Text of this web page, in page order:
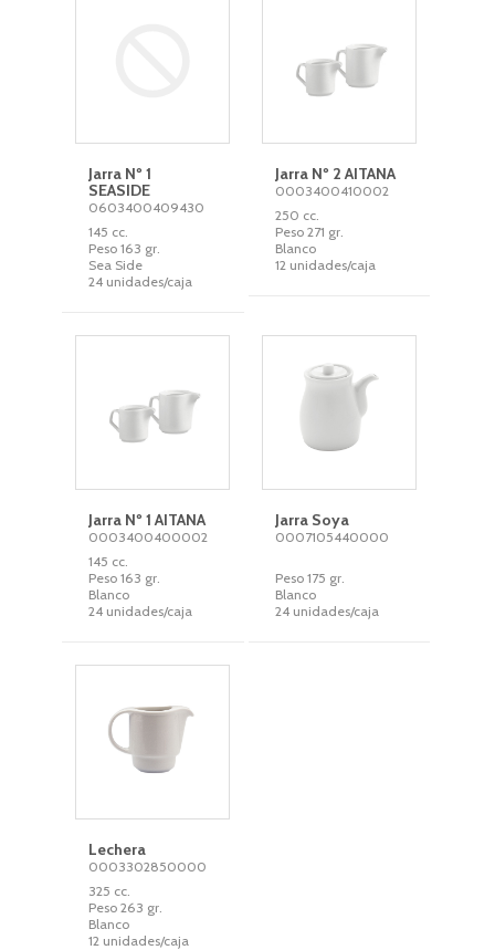
Jarra Nº 1
SEASIDE
0603400409430
145 cc.
Peso 163 gr.
Sea Side
24 unidades/caja
Jarra Nº 2 AITANA
0003400410002
250 cc.
Peso 271 gr.
Blanco
12 unidades/caja
Jarra Nº 1 AITANA
0003400400002
145 cc.
Peso 163 gr.
Blanco
24 unidades/caja
Jarra Soya
0007105440000
Peso 175 gr.
Blanco
24 unidades/caja
Lechera
0003302850000
325 cc.
Peso 263 gr.
Blanco
12 unidades/caja